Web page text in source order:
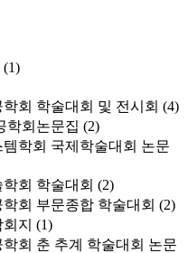
(1)
회 학술대회 및 전시회 (4)
학회논문집 (2)
학회 국제학술대회 논문
회 학술대회 (2)
회 부문종합 학술대회 (2)
지 (1)
회 춘 추계 학술대회 논문